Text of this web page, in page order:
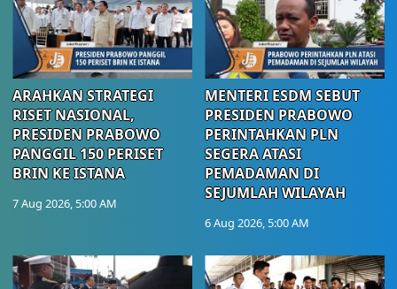
ARAHKAN STRATEGI
RISET NASIONAL,
PRESIDEN PRABOWO
PANGGIL 150 PERISET
BRIN KE ISTANA
7 Aug 2026, 5:00 AM
MENTERI ESDM SEBUT
PRESIDEN PRABOWO
PERINTAHKAN PLN
SEGERA ATASI
PEMADAMAN DI
SEJUMLAH WILAYAH
6 Aug 2026, 5:00 AM